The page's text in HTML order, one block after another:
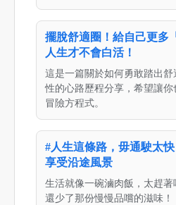
擺脫舒適圈！給自己更多
人生才不會白活！
這是一篇關於如何勇敢踏出
性的心路歷程分享，希望讓
冒險方程式。
#人生這條路，毋通駛太
享受沿途風景
生活就像一碗滷肉飯，太趕著
還少了那份慢慢品嚐的滋味！